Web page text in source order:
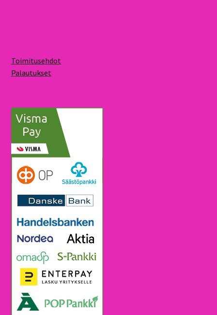
Toimitusehdot
Palautukset